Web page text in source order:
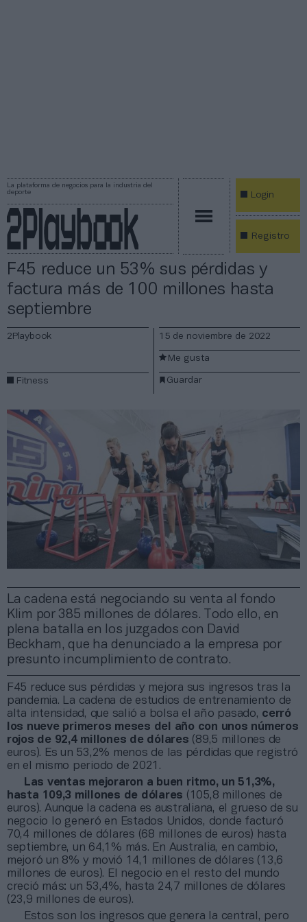
La plataforma de negocios para la industria del
deporte
Login
Registro
F45 reduce un 53% sus pérdidas y
factura más de 100 millones hasta
septiembre
La cadena está negociando su venta al fondo
Klim por 385 millones de dólares. Todo ello, en
plena batalla en los juzgados con David
Beckham, que ha denunciado a la empresa por
presunto incumplimiento de contrato.
2Playbook
Fitness
15 de noviembre de 2022
Guardar
Me gusta
F45 reduce sus pérdidas y mejora sus ingresos tras la
pandemia. La cadena de estudios de entrenamiento de
alta intensidad, que salió a bolsa el año pasado, cerró
los nueve primeros meses del año con unos números
rojos de 92,4 millones de dólares (89,5 millones de
euros). Es un 53,2% menos de las pérdidas que registró
en el mismo periodo de 2021.
Las ventas mejoraron a buen ritmo, un 51,3%,
hasta 109,3 millones de dólares (105,8 millones de
euros). Aunque la cadena es australiana, el grueso de su
negocio lo generó en Estados Unidos, donde facturó
70,4 millones de dólares (68 millones de euros) hasta
septiembre, un 64,1% más. En Australia, en cambio,
mejoró un 8% y movió 14,1 millones de dólares (13,6
millones de euros). El negocio en el resto del mundo
creció más: un 53,4%, hasta 24,7 millones de dólares
(23,9 millones de euros).
Estos son los ingresos que genera la central, pero